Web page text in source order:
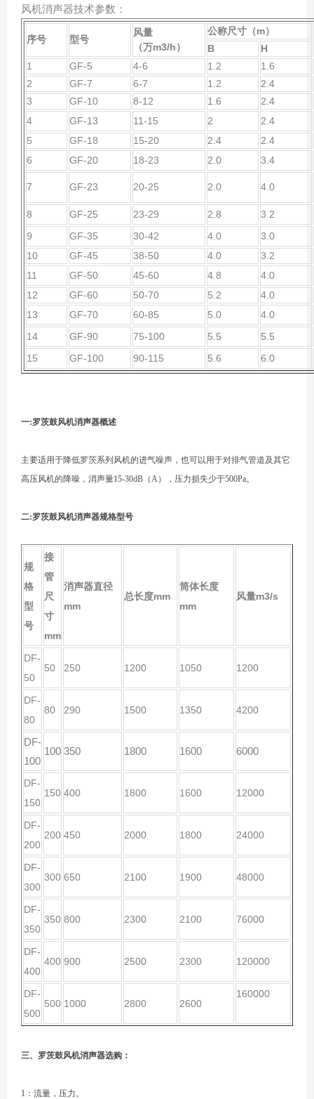
风机消声器技术参数：
序号 型号
风量
（万m3/h ）
公称尺寸（m）
B
H
1
GF-5 4-6 1.2
1.6
2
GF-7 6-7 1.2
2.4
3
GF-10 8-12 1.6
2.4
4
GF-13 11-15 2
2.4
5
GF-18 15-20 2.4
2.4
6
GF-20 18-23 2.0 3.4
7 GF-23 20-25 2.0 4.0
8 GF-25 23-29 2.8
3.2
9
GF-35 30-42 4.0
3.0
10
GF-45 38-50 4.0
3.2
11
GF-50 45-60 4.8
4.0
12
GF-60 50-70 5.2
4.0
13
GF-70 60-85 5.0
4.0
14
GF-90 75-100 5.5
5.5
15
GF-100 90-115 5.6 6.0
一:罗茨鼓风机消声器概述
主要适用于降低罗茨系列风机的进气噪声，也可以用于对排气管道及其它
高压风机的降噪，消声量15-30dB（A），压力损失少于500Pa。
二:罗茨鼓风机消声器规格型号
规
格
型
号
接
管
尺
寸
mm
消声器直径
mm
总长度mm
筒体长度
mm
风量m3/s
DF-
50
50 250 1200 1050 1200
DF-
80
80 290 1500 1350 4200
DF-
100
100 350 1800 1600 6000
DF-
150
150 400 1800 1600 12000
DF-
200
200 450 2000 1800 24000
DF-
300
300 650 2100 1900 48000
DF-
350
350 800 2300 2100 76000
DF-
400
400 900 2500 2300 120000
DF-
500
500 1000 2800 2600
160000
三、罗茨鼓风机消声器选购：
1：流量，压力。